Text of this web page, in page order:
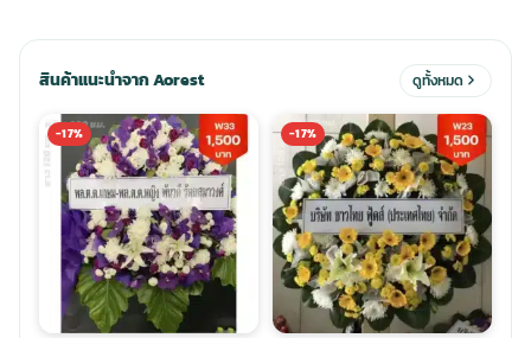
ร้านดอกไม้งานศพ ใกล้ฉัน
ดอกไม้งานศพ ราคาถูก
จัดดอกไม้งานศพ ราคา
ส่งพวงหรีด ด่วน กรุงเทพ
ร้านพวงหรีด กรุงเทพ ส่งฟรี
พวงหรีด ปากคลองตลาด ราคา
รุ ออนไลน์
มรุ ส่งด่วน
น้าเมรุ กรุงเทพ
สินค้าแนะนำจาก Aorest ดูทั้งหมด
-17% -17%